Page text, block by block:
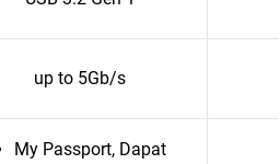
up to 5Gb/s
My Passport, Dapat